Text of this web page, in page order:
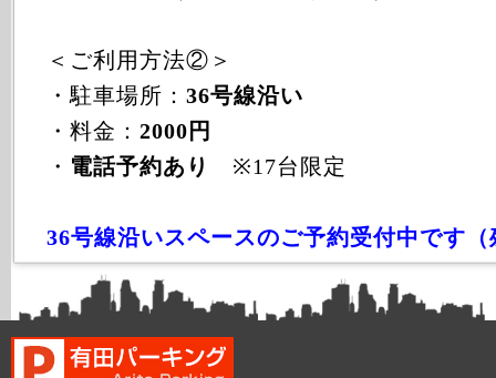
＜ご利用方法②＞
・駐車場所： 36号線沿い
・料金： 2000円
・ 電話予約あり ※17台限定
36号線沿いスペースのご予約受付中です